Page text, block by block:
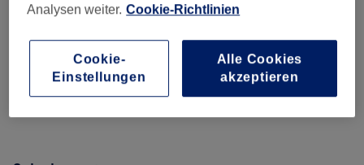
Alle Services
Analysen weiter. Cookie-Richtlinien
Alle Cookies
akzeptieren
Cookie-
Einstellungen